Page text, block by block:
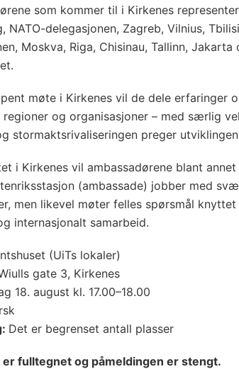
som kommer til i Kirkenes
NATO-delegasjonen, Zagreb, Vilnius,
Moskva, Riga, Chisinau, Tallinn,
møte i Kirkenes vil de dele erfaringer
regioner og organisasjoner – med særlig
stormaktsrivaliseringen preger
i Kirkenes vil ambassadørene blant
(ambassade) jobber med
men likevel møter felles spørsmål
internasjonalt samarbeid.
(UiTs lokaler)
gate 3, Kirkenes
18. august kl. 17.00–18.00
Det er begrenset antall plasser
er fulltegnet og påmeldingen er stengt.